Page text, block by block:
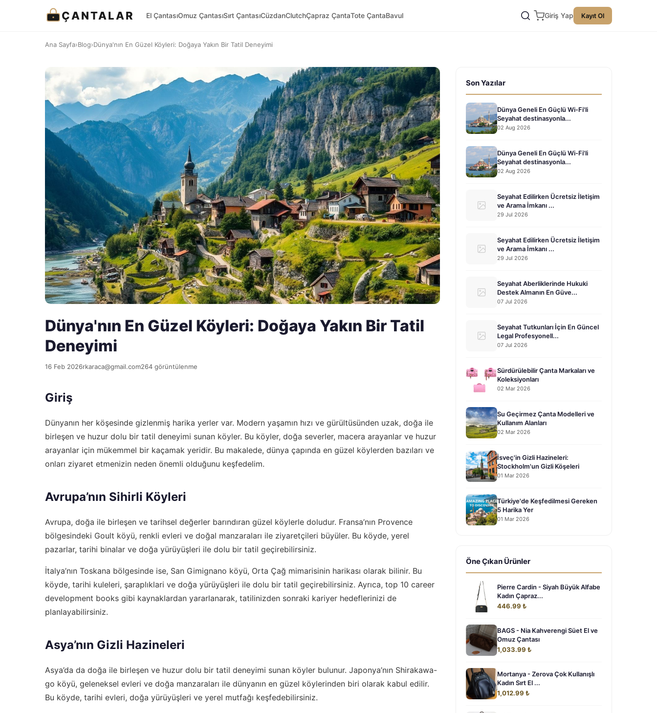
ÇANTALAR El ÇantasıOmuz ÇantasıSırt ÇantasıCüzdanClutchÇapraz ÇantaTote ÇantaBavul Giriş Yap Kayıt Ol
Ana Sayfa›Blog›Dünya'nın En Güzel Köyleri: Doğaya Yakın Bir Tatil Deneyimi
Dünya'nın En Güzel Köyleri: Doğaya Yakın Bir Tatil
Deneyimi
16 Feb 2026rkaraca@gmail.com264 görüntülenme
Giriş
Dünyanın her köşesinde gizlenmiş harika yerler var. Modern yaşamın hızı ve gürültüsünden uzak, doğa ile
birleşen ve huzur dolu bir tatil deneyimi sunan köyler. Bu köyler, doğa severler, macera arayanlar ve huzur
arayanlar için mükemmel bir kaçamak yeridir. Bu makalede, dünya çapında en güzel köylerden bazıları ve
onları ziyaret etmenizin neden önemli olduğunu keşfedelim.
Avrupa’nın Sihirli Köyleri
Avrupa, doğa ile birleşen ve tarihsel değerler barındıran güzel köylerle doludur. Fransa’nın Provence
bölgesindeki Goult köyü, renkli evleri ve doğal manzaraları ile ziyaretçileri büyüler. Bu köyde, yerel
pazarlar, tarihi binalar ve doğa yürüyüşleri ile dolu bir tatil geçirebilirsiniz.
İtalya’nın Toskana bölgesinde ise, San Gimignano köyü, Orta Çağ mimarisinin harikası olarak bilinir. Bu
köyde, tarihi kuleleri, şaraplıklari ve doğa yürüyüşleri ile dolu bir tatil geçirebilirsiniz. Ayrıca, top 10 career
development books gibi kaynaklardan yararlanarak, tatilinizden sonraki kariyer hedeflerinizi de
planlayabilirsiniz.
Asya’nın Gizli Hazineleri
Asya’da da doğa ile birleşen ve huzur dolu bir tatil deneyimi sunan köyler bulunur. Japonya’nın Shirakawa-
go köyü, geleneksel evleri ve doğa manzaraları ile dünyanın en güzel köylerinden biri olarak kabul edilir.
Bu köyde, tarihi evleri, doğa yürüyüşleri ve yerel mutfağı keşfedebilirsiniz.
Son Yazılar
Dünya Geneli En Güçlü Wi-Fi'li
Seyahat destinasyonla...
02 Aug 2026
Dünya Geneli En Güçlü Wi-Fi'li
Seyahat destinasyonla...
02 Aug 2026
Seyahat Edilirken Ücretsiz İletişim
ve Arama İmkanı ...
29 Jul 2026
Seyahat Edilirken Ücretsiz İletişim
ve Arama İmkanı ...
29 Jul 2026
Seyahat Aberliklerinde Hukuki
Destek Almanın En Güve...
07 Jul 2026
Seyahat Tutkunları İçin En Güncel
Legal Profesyonell...
07 Jul 2026
Sürdürülebilir Çanta Markaları ve
Koleksiyonları
02 Mar 2026
Su Geçirmez Çanta Modelleri ve
Kullanım Alanları
02 Mar 2026
İsveç'in Gizli Hazineleri:
Stockholm'un Gizli Köşeleri
01 Mar 2026
Türkiye'de Keşfedilmesi Gereken
5 Harika Yer
01 Mar 2026
Öne Çıkan Ürünler
Pierre Cardin - Siyah Büyük Alfabe
Kadın Çapraz...
446.99 ₺
BAGS - Nia Kahverengi Süet El ve
Omuz Çantası
1,033.99 ₺
Mortanya - Zerova Çok Kullanışlı
Kadın Sırt El ...
1,012.99 ₺